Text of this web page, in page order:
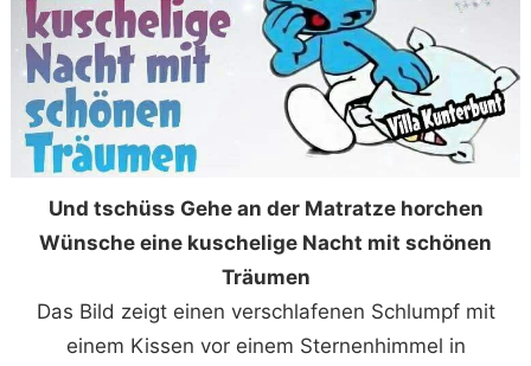
Und tschüss Gehe an der Matratze horchen
Wünsche eine kuschelige Nacht mit schönen
Träumen
Das Bild zeigt einen verschlafenen Schlumpf mit
einem Kissen vor einem Sternenhimmel in